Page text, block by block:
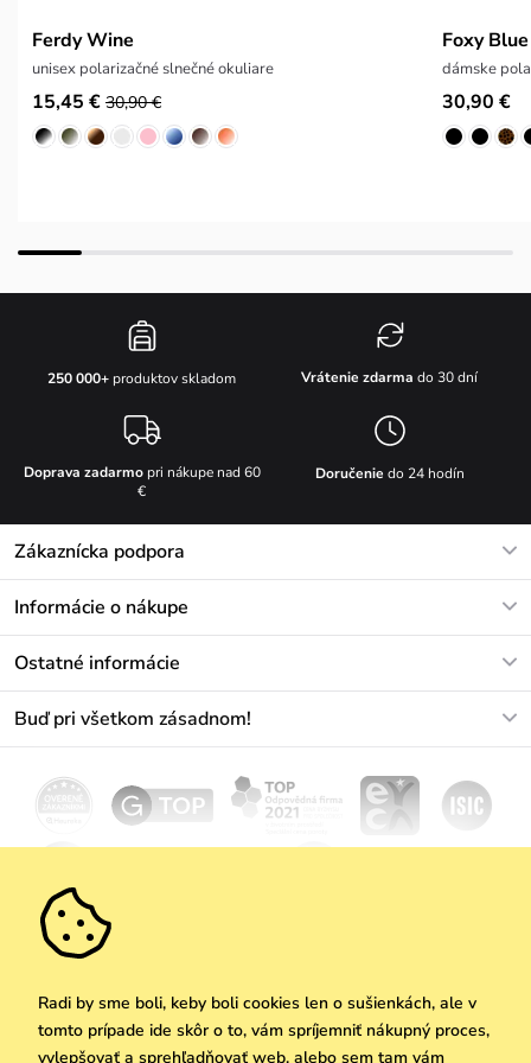
Ferdy Wine
unisex polarizačné slnečné okuliare
15,45 € 30,90 €
Foxy Blue
dámske
30,90 €
250 000+ produktov skladom Vrátenie zdarma do 30 dní
Doprava zadarmopri nákupe nad 60
€
Doručenie do 24 hodín
Zákaznícka podpora
info@vuch.sk
Informácie o nákupe
Materiály a údržba
Vrátenie a reklamácia
Ostatné informácie
Darčekové poukazy
Velkoobchod
We Care
Vuchlook
Predajne
Buď pri všetkom zásadnom!
Odoberať
Radi by sme boli, keby boli cookies len o sušienkách, ale v
tomto prípade ide skôr o to, vám spríjemniť nákupný proces,
vylepšovať a sprehľadňovať web, alebo sem tam vám